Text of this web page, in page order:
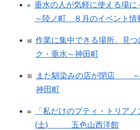
垂水の人が気軽に使える場に
～陸ノ町 ８月のイベント情
作業に集中できる場所、見
ク・垂水～神田町
また馴染みの店が閉店
神田町
「私だけのプティ・トリア
(土) 五色山西洋館